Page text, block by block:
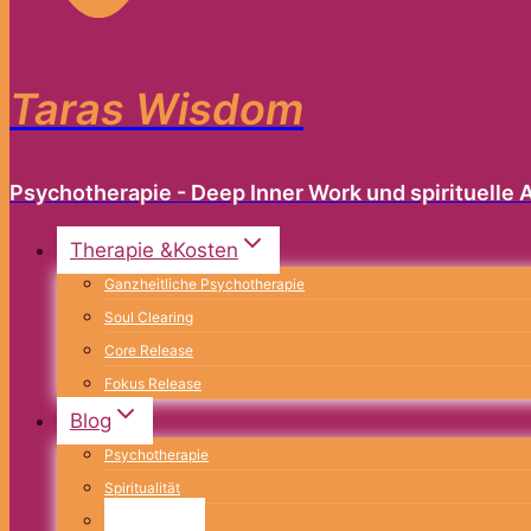
Taras Wisdom
Psychotherapie - Deep Inner Work und spirituelle
Therapie &Kosten
Ganzheitliche Psychotherapie
Soul Clearing
Core Release
Fokus Release
Blog
Psychotherapie
Spiritualität